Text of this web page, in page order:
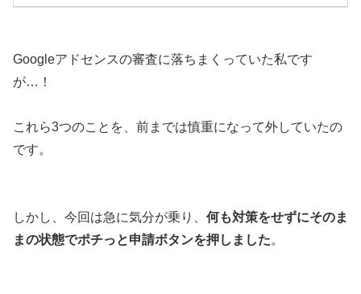
Googleアドセンスの審査に落ちまくっていた私です
が…！
これら3つのことを、前までは慎重になって外していたの
です。
しかし、今回は急に気分が乗り、 何も対策をせずにそのま
まの状態でポチっと申請ボタンを押しました。